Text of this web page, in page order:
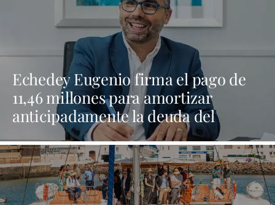
Echedey Eugenio firma el pago de
11,46 millones para amortizar
anticipadamente la deuda del
Ayuntamiento de Arrecife